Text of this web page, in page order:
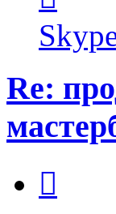
новичёк
Re: